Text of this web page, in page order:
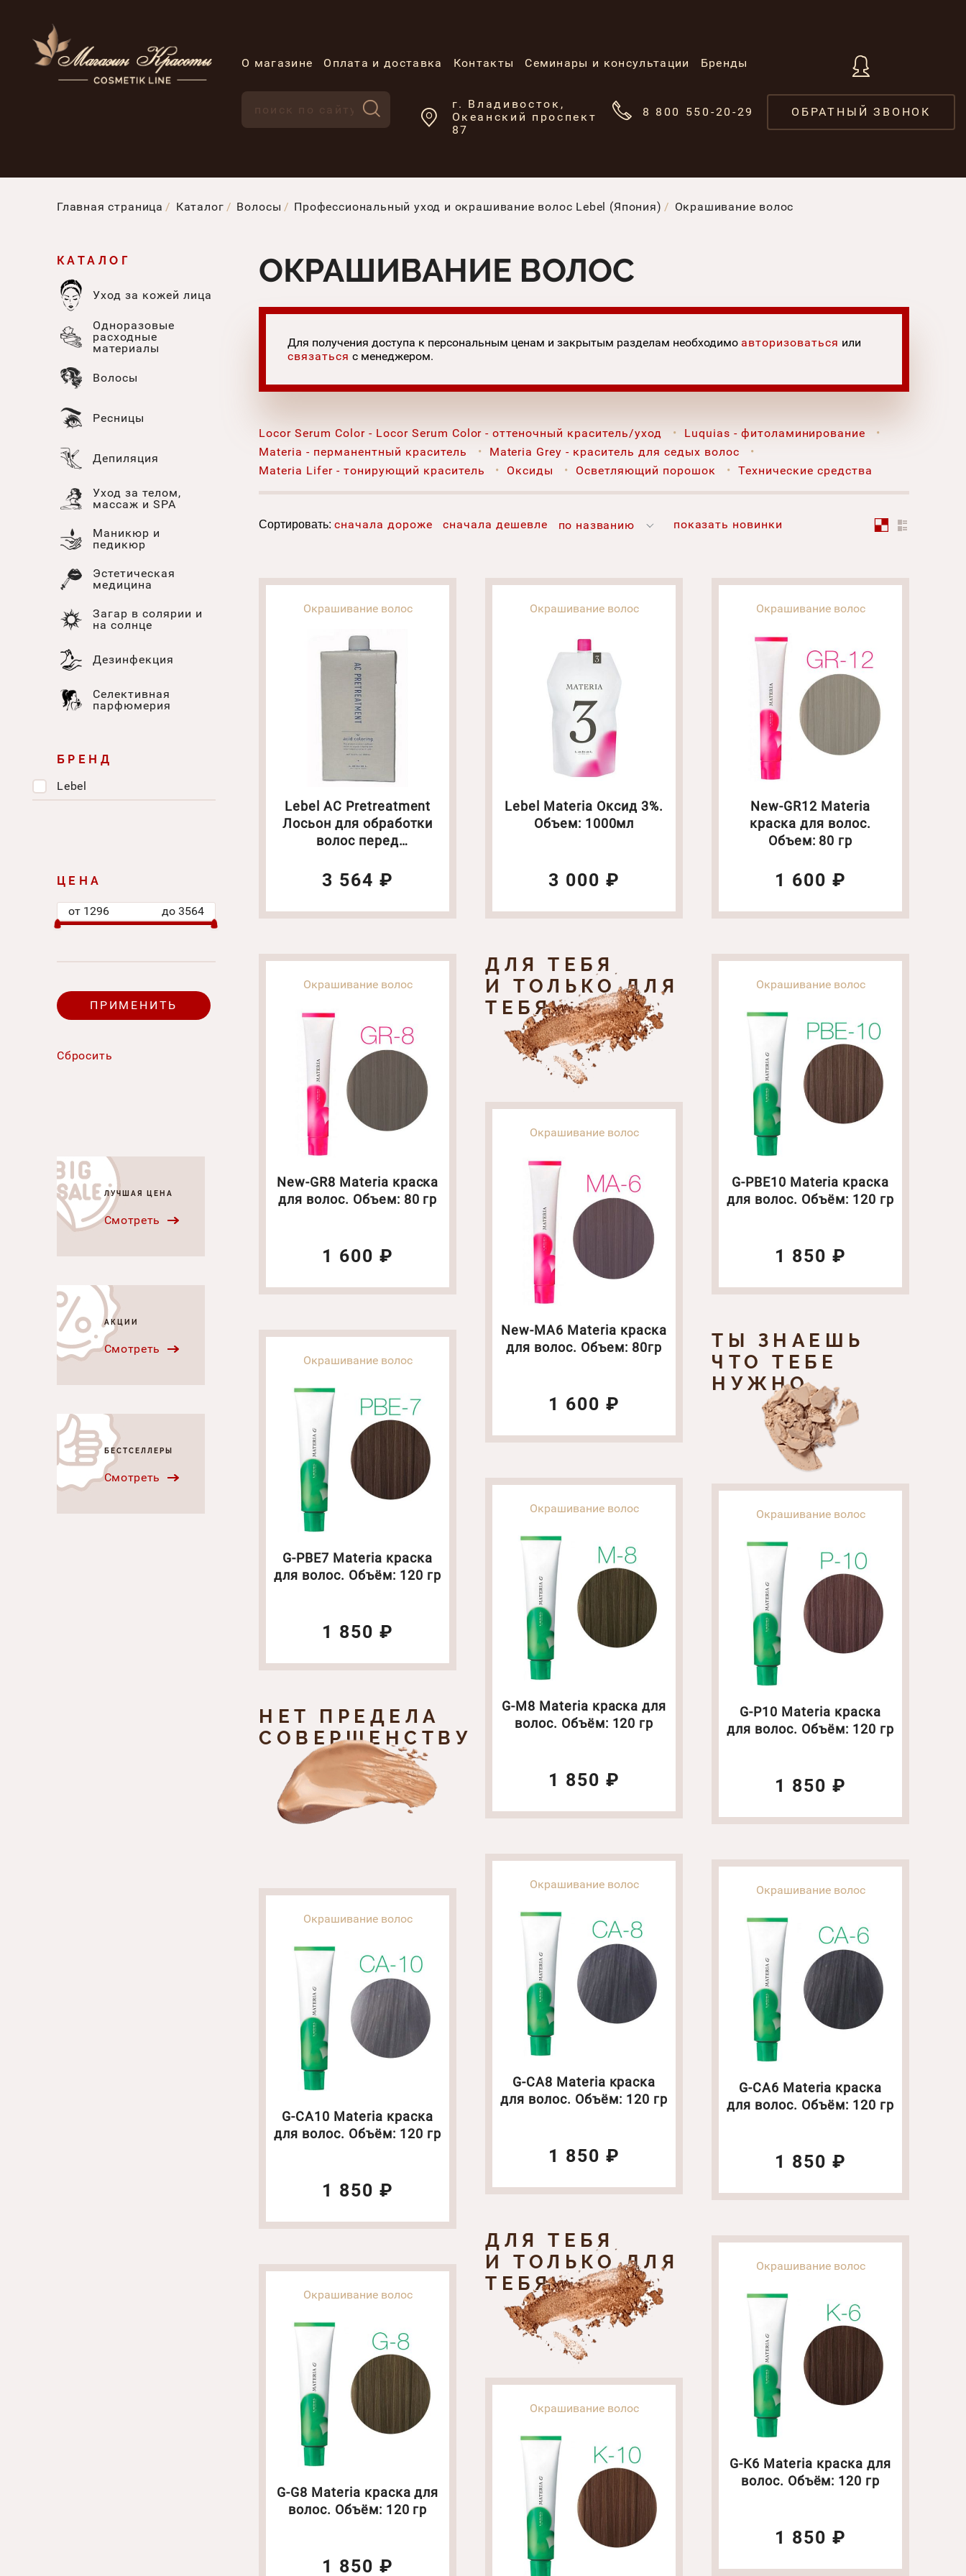
О магазине Оплата и доставка Контакты Семинары и консультации Бренды
8 800 550-20-29 ОБРАТНЫЙ ЗВОНОК
г. Владивосток,
Океанский проспект
87
Главная страница Каталог Волосы Профессиональный уход и окрашивание волос Lebel (Япония) Окрашивание волос
КАТАЛОГ
Уход за кожей лица
Одноразовые
расходные
материалы
Волосы
Ресницы
Депиляция
Уход за телом,
массаж и SPA
Маникюр и
педикюр
Эстетическая
медицина
Загар в солярии и
на солнце
Дезинфекция
Селективная
парфюмерия
БРЕНД
Lebel
ЦЕНА
от 1296 до3564
ЛУЧШАЯ ЦЕНА
Смотреть
АКЦИИ
Смотреть
БЕСТСЕЛЛЕРЫ
Смотреть
ОКРАШИВАНИЕ ВОЛОС
Для получения доступа к персональным ценам и закрытым разделам необходимо авторизоваться или
связаться с менеджером.
Locor Serum Color - Locor Serum Color - оттеночный краситель/уход
Luquias - фитоламинирование
Materia - перманентный краситель
Materia Grey - краситель для седых волос
Materia Lifer - тонирующий краситель
Оксиды Осветляющий порошок Технические средства
Сортировать: сначала дороже сначала дешевле по названию показать новинки
Окрашивание волос
Lebel AC Pretreatment
Лосьон для обработки
волос перед
1000мл
3 564 ₽
Окрашивание волос
New-GR8 Materia краска
для волос. Объем: 80 гр
1 600 ₽
Окрашивание волос
G-PBE7 Materia краска
для волос. Объём: 120 гр
1 850 ₽
НЕТ ПРЕДЕЛА
СОВЕРШЕНСТВУ
Окрашивание волос
G-CA10 Materia краска
для волос. Объём: 120 гр
1 850 ₽
Окрашивание волос
G-G8 Materia краска для
волос. Объём: 120 гр
1 850 ₽
Окрашивание волос
Lebel Materia Оксид 3%.
Объем: 1000мл
3 000 ₽
ДЛЯ ТЕБЯ
И ТОЛЬКО ДЛЯ
ТЕБЯ
Окрашивание волос
New-MА6 Materia краска
для волос. Объем: 80гр
1 600 ₽
Окрашивание волос
G-M8 Materia краска для
волос. Объём: 120 гр
1 850 ₽
Окрашивание волос
G-CA8 Materia краска
для волос. Объём: 120 гр
1 850 ₽
ДЛЯ ТЕБЯ
И ТОЛЬКО ДЛЯ
ТЕБЯ
Окрашивание волос
Окрашивание волос
New-GR12 Materia
краска для волос.
Объем: 80 гр
1 600 ₽
Окрашивание волос
G-PBE10 Materia краска
для волос. Объём: 120 гр
1 850 ₽
ТЫ ЗНАЕШЬ
ЧТО ТЕБЕ
НУЖНО
Окрашивание волос
G-P10 Materia краска
для волос. Объём: 120 гр
1 850 ₽
Окрашивание волос
G-CA6 Materia краска
для волос. Объём: 120 гр
1 850 ₽
Окрашивание волос
G-K6 Materia краска для
волос. Объём: 120 гр
1 850 ₽